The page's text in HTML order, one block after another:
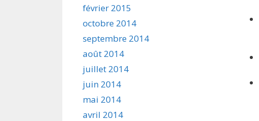
février 2015
octobre 2014
septembre 2014
août 2014
juillet 2014
juin 2014
mai 2014
avril 2014